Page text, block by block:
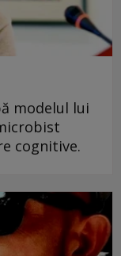
modelul lui
cognitive.